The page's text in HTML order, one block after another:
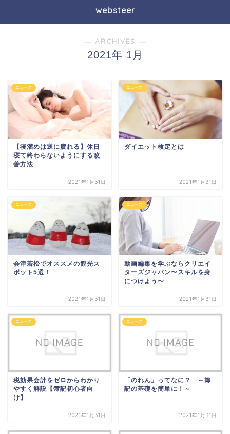
websteer
― ARCHIVES ―
2021年 1月
ニュース
【寝溜めは逆に疲れる】休日
寝て終わらないようにする改
善方法
2021年1月31日
ニュース
ダイエット検定とは
2021年1月31日
ニュース
会津若松でオススメの観光ス
ポット5選！
2021年1月31日
ニュース
動画編集を学ぶならクリエイ
ターズジャパン〜スキルを身
につけよう〜
2021年1月31日
ニュース
税効果会計をゼロからわかり
やすく解説【簿記初心者向
け】
2021年1月31日
ニュース
「のれん」ってなに？ ～簿
記の基礎を簡単に！～
2021年1月31日